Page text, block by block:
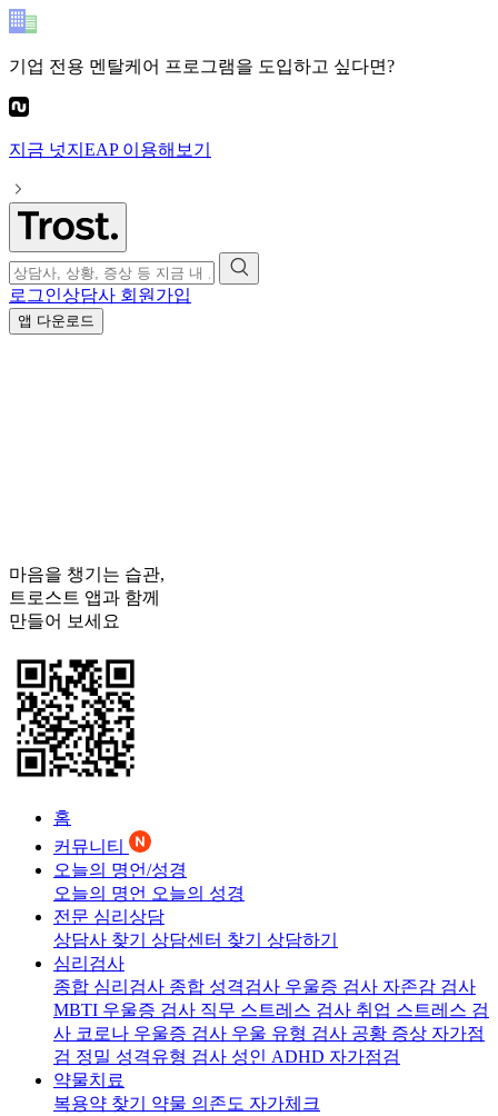
기업 전용 멘탈케어 프로그램을 도입하고 싶다면?
지금 넛지EAP이용해보기
로그인상담사 회원가입
앱 다운로드
마음을 챙기는 습관,
트로스트 앱과 함께
만들어 보세요
홈
커뮤니티
오늘의 명언/성경
오늘의 명언 오늘의 성경
전문 심리상담
상담사 찾기 상담센터 찾기 상담하기
심리검사
종합 심리검사 종합 성격검사 우울증 검사 자존감 검사
MBTI 우울증 검사 직무 스트레스 검사 취업 스트레스 검
사 코로나 우울증 검사 우울 유형 검사 공황 증상 자가점
검 정밀 성격유형 검사 성인 ADHD 자가점검
약물치료
복용약 찾기 약물 의존도 자가체크